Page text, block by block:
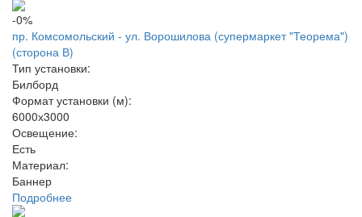
-0%
пр. Комсомольский - ул. Ворошилова (супермаркет "Теорема")
(сторона В)
Тип установки:
Билборд
Формат установки (м):
6000х3000
Освещение:
Есть
Материал:
Баннер
Подробнее